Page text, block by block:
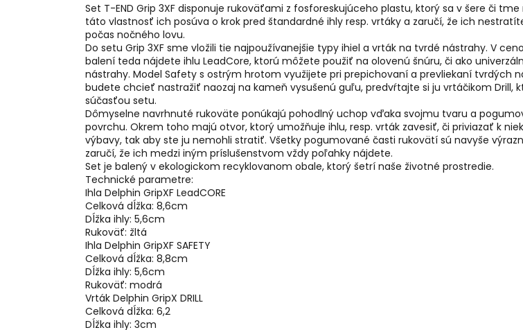
Set T-END Grip 3XF disponuje rukoväťami z fosforeskujúceho plastu, ktorý sa v šere či tme
táto vlastnosť ich posúva o krok pred štandardné ihly resp. vrtáky a zaručí, že ich
počas nočného lovu.
Do setu Grip 3XF sme vložili tie najpoužívanejšie typy ihiel a vrták na tvrdé nástrahy. V
balení teda nájdete ihlu LeadCore, ktorú môžete použiť na olovenú šnúru, či ako
nástrahy. Model Safety s ostrým hrotom využijete pri prepichovaní a prevliekaní tvrdých
budete chcieť nastražiť naozaj na kameň vysušenú guľu, predvŕtajte si ju vrtáčikom Drill,
súčasťou setu.
Dômyselne navrhnuté rukoväte ponúkajú pohodlný uchop vďaka svojmu tvaru a
povrchu. Okrem toho majú otvor, ktorý umožňuje ihlu, resp. vrták zavesiť, či priviazať k
výbavy, tak aby ste ju nemohli stratiť. Všetky pogumované časti rukovätí sú navyše
zaručí, že ich medzi iným príslušenstvom vždy poľahky nájdete.
Set je balený v ekologickom recyklovanom obale, ktorý šetrí naše životné prostredie.
Technické parametre:
Ihla Delphin GripXF LeadCORE
Celková dĺžka: 8,6cm
Dĺžka ihly: 5,6cm
Rukoväť: žltá
Ihla Delphin GripXF SAFETY
Celková dĺžka: 8,8cm
Dĺžka ihly: 5,6cm
Rukoväť: modrá
Vrták Delphin GripX DRILL
Celková dĺžka: 6,2
Dĺžka ihly: 3cm